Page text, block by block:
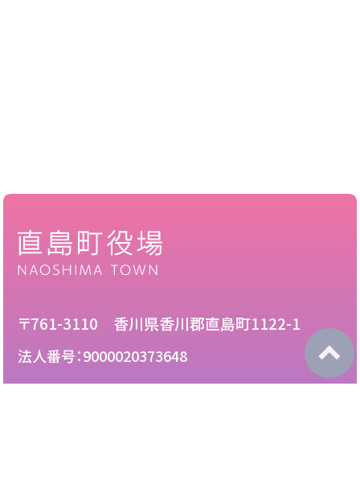
〒761-3110 香川県香川郡直島町1122-1
法人番号：9000020373648